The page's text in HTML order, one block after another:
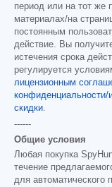
период или на тот же
материалах/на
постоянным
действие. Вы
истечения срока
регулируется
лицензионным
скидки.
------
Общие условия
Любая покупка
течение
для автоматического